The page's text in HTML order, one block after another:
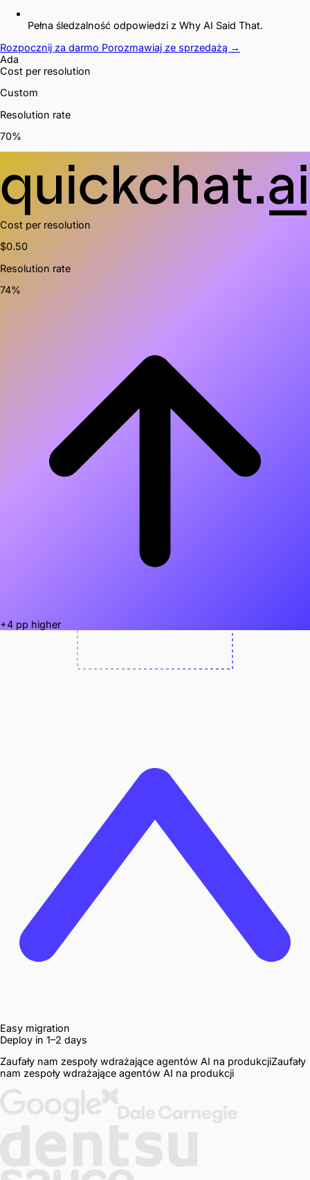
Pełna śledzalność odpowiedzi z Why AI Said That.
Rozpocznij za darmo Porozmawiaj ze sprzedażą →
Ada
Cost per resolution
Custom
Resolution rate
70%
Cost per resolution
$0.50
Resolution rate
74%
+4 pp higher
Easy migration
Deploy in 1–2 days
Zaufały nam zespoły wdrażające agentów AI na produkcjiZaufały
nam zespoły wdrażające agentów AI na produkcji